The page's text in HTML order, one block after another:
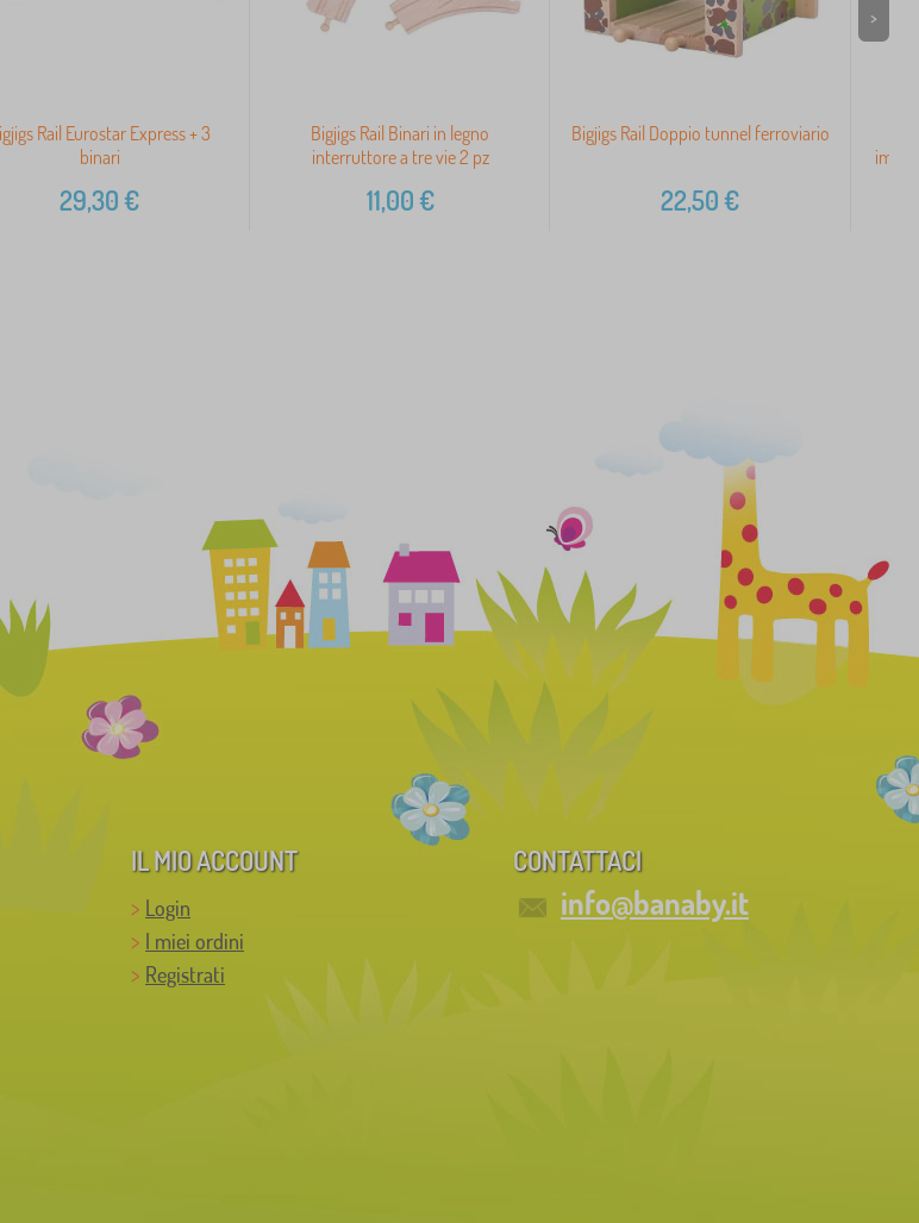
Rail Eurostar Express + 3
binari
29,30€
Bigjigs Rail Binari in legno
interruttore a tre vie 2 pz
11,00€
Bigjigs Rail Doppio tunnel ferroviario
22,50€
>
IL MIO ACCOUNT
Login
I miei ordini
Registrati
CONTATTACI
info@banaby.it